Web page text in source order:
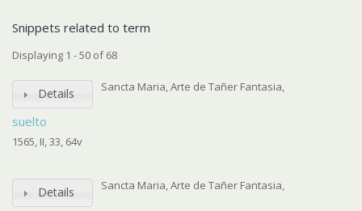
Snippets related to term
Displaying 1 - 50 of 68
Details
suelto
Sancta Maria, Arte de Tañer Fantasia,
1565, II, 33, 64v
Details Sancta Maria, Arte de Tañer Fantasia,